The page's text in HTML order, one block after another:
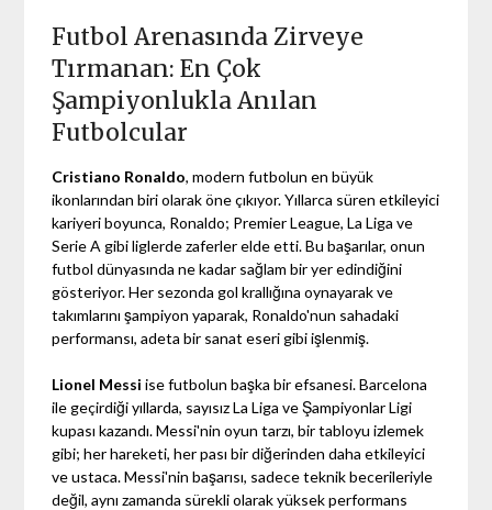
Futbol Arenasında Zirveye
Tırmanan: En Çok
Şampiyonlukla Anılan
Futbolcular
Cristiano Ronaldo, modern futbolun en büyük
ikonlarından biri olarak öne çıkıyor. Yıllarca süren etkileyici
kariyeri boyunca, Ronaldo; Premier League, La Liga ve
Serie A gibi liglerde zaferler elde etti. Bu başarılar, onun
futbol dünyasında ne kadar sağlam bir yer edindiğini
gösteriyor. Her sezonda gol krallığına oynayarak ve
takımlarını şampiyon yaparak, Ronaldo'nun sahadaki
performansı, adeta bir sanat eseri gibi işlenmiş.
Lionel Messi ise futbolun başka bir efsanesi. Barcelona
ile geçirdiği yıllarda, sayısız La Liga ve Şampiyonlar Ligi
kupası kazandı. Messi'nin oyun tarzı, bir tabloyu izlemek
gibi; her hareketi, her pası bir diğerinden daha etkileyici
ve ustaca. Messi'nin başarısı, sadece teknik becerileriyle
değil, aynı zamanda sürekli olarak yüksek performans